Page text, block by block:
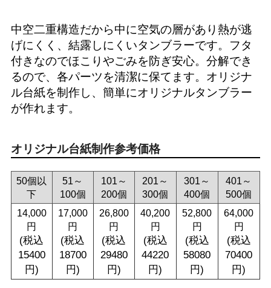
中空二重構造だから中に空気の層があり熱が逃
げにくく、結露しにくいタンブラーです。フタ
付きなのでほこりやごみを防ぎ安心。分解でき
るので、各パーツを清潔に保てます。オリジナ
ル台紙を制作し、簡単にオリジナルタンブラー
が作れます。
オリジナル台紙制作参考価格
50個以
下
51～
100個
101～
200個
201～
300個
301～
400個
401～
500個
14,000
円
(税込
15400
円)
17,000
円
(税込
18700
円)
26,800
円
(税込
29480
円)
40,200
円
(税込
44220
円)
52,800
円
(税込
58080
円)
64,000
円
(税込
70400
円)